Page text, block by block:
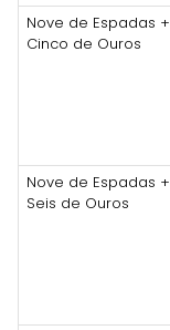
Nove de Espadas +
Cinco de Ouros
Nove de Espadas +
Seis de Ouros